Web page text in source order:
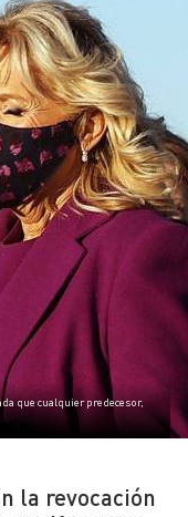
que cualquier predecesor,
la revocación